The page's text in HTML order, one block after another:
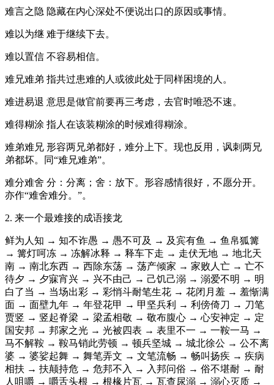
难言之隐 隐藏在内心深处不便说出口的原因或事情。
难以为继 难于继续下去。
难以置信 不容易相信。
难兄难弟 指共过患难的人或彼此处于同样困境的人。
难进易退 意思是做官前要再三考虑，去官时唯恐不速。
难得糊涂 指人在该装糊涂的时候难得糊涂。
难弟难兄 形容两兄弟都好，难分上下。现也反用，讽刺两兄
弟都坏。同“难兄难弟”。
难分难舍 分：分离；舍：放下。形容感情很好，不愿分开。
亦作“难舍难分。”。
2. 来一个最难接的成语接龙
鲜为人知 → 知不诈愚 → 愚不可及 → 及宾有鱼 → 鱼帛狐篝
→ 篝灯呵冻 → 冻解冰释 → 释车下走 → 走伏无地 → 地北天
南 → 南北东西 → 西除东荡 → 荡产倾家 → 家败人亡 → 亡不
待夕 → 夕寐宵兴 → 兴不由己 → 己饥己溺 → 溺爱不明 → 明
白了当 → 当场出彩 → 彩悄斗耐笔生花 → 花闭月羞 → 羞惭满
面 → 面壁九年 → 年登花甲 → 甲坚兵利 → 利傍倚刀 → 刀笔
贾竖 → 竖起脊梁 → 梁孟相敬 → 敬布腹心 → 心安神定 → 定
国安邦 → 邦家之光 → 光被四表 → 表里不一 → 一鞍一马 →
马不解鞍 → 鞍马销此劳顿 → 顿兵坚城 → 城北徐公 → 公不离
婆 → 婆娑起舞 → 舞笔弄文 → 文笔流畅 → 畅叫扬疾 → 疾病
相扶 → 扶颠持危 → 危邦不入 → 入邦问俗 → 俗不堪耐 → 耐
人咀嚼 → 嚼舌头根 → 根椽片瓦 → 瓦查尿溺 → 溺心灭质 →